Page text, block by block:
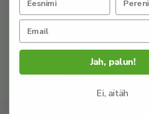
OSTA retseptikogumik, kust leiad
imemaitsvat retsepti.
Jah, palun!
Ei, aitäh